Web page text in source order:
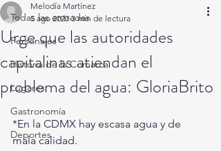
Todas las entradas
Personajes
Historia de la Comarca
Lugares
Gastronomía
Deportes
Urge que las autoridades
capitalinas atiendan el
problema del agua: GloriaBrito
Melodía Martínez
5 ago 2020 3 min de lectura
*En la CDMX hay escasa agua y de
mala calidad.